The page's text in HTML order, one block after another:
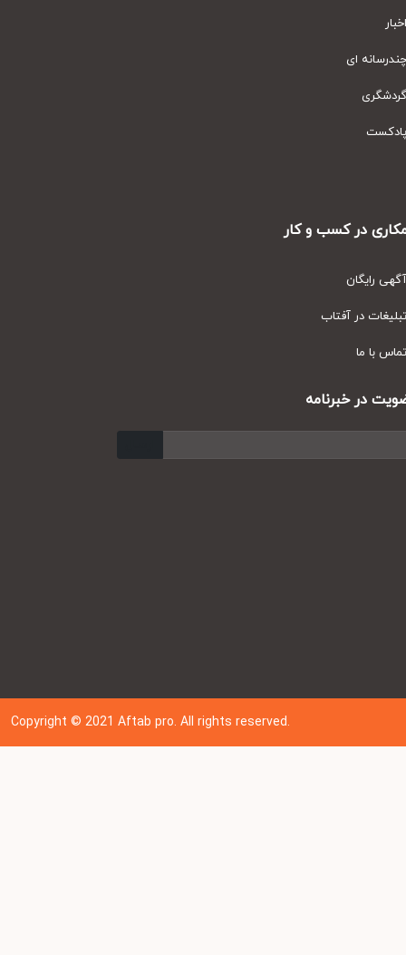
ای
در کسب و کار
رایگان
در آفتاب
با ما
در خبرنامه
Copyright © 202 1Aftab pro. All rights reserved.